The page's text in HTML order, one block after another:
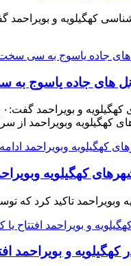
کهگیلویه و بویراحمد
کهگیلویه وبویراحمد از
کهگیلویه
وبویراحمد تاکید کرد